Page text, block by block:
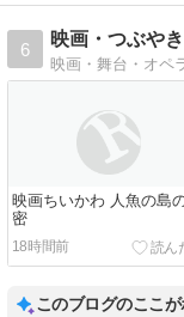
6
映画・つぶやき
映画・舞台・オペ
映画ちいかわ 人魚の島
密
18時間前
このブログのここ